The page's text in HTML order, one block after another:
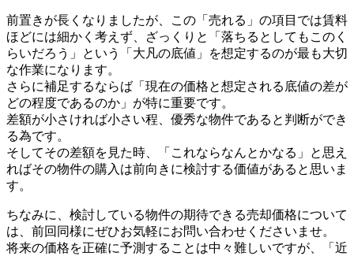
前置きが長くなりましたが、この「売れる」の項目では賃料
ほどには細かく考えず、ざっくりと「落ちるとしてもこのく
らいだろう」という「大凡の底値」を想定するのが最も大切
な作業になります。
さらに補足するならば「現在の価格と想定される底値の差が
どの程度であるのか」が特に重要です。
差額が小さければ小さい程、優秀な物件であると判断ができ
る為です。
そしてその差額を見た時、「これならなんとかなる」と思え
ればその物件の購入は前向きに検討する価値があると思いま
す。
ちなみに、検討している物件の期待できる売却価格について
は、前回同様にぜひお気軽にお問い合わせくださいませ。
将来の価格を正確に予測することは中々難しいですが、「近